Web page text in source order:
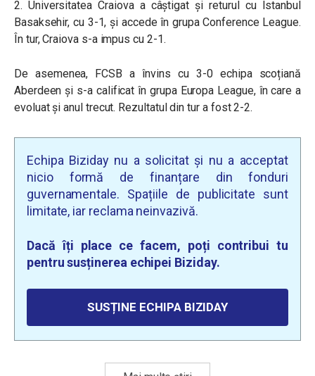
2. Universitatea Craiova a câștigat și returul cu Istanbul
Basaksehir, cu 3-1, și accede în grupa Conference League.
În tur, Craiova s-a impus cu 2-1.
De asemenea, FCSB a învins cu 3-0 echipa scoțiană
Aberdeen și s-a calificat în grupa Europa League, în care a
evoluat și anul trecut. Rezultatul din tur a fost 2-2.
Echipa Biziday nu a solicitat și nu a acceptat
nicio formă de finanțare din fonduri
guvernamentale. Spațiile de publicitate sunt
limitate, iar reclama neinvazivă.
Dacă îți place ce facem, poți contribui tu
pentru susținerea echipei Biziday.
SUSȚINE ECHIPA BIZIDAY